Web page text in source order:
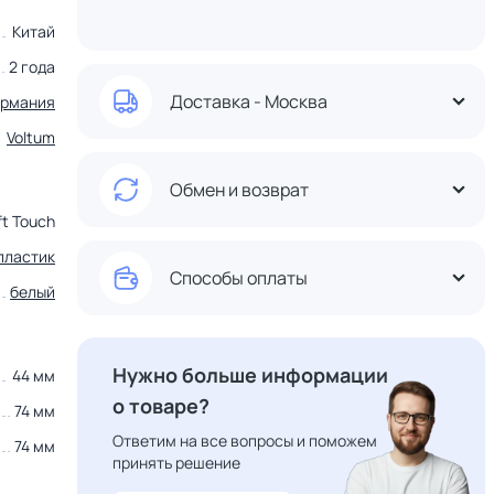
Китай
2 года
Voltum
Touch
белый
44 мм
74 мм
74 мм
Доставка - Москва
Обмен и возврат
Способы оплаты
Нужно больше информации
о товаре?
Ответим на все вопросы и поможем
принять решение